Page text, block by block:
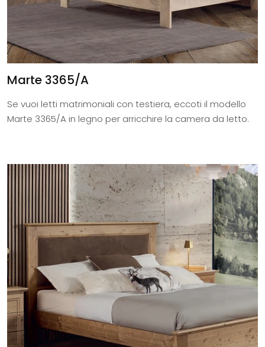
Marte 3365/A
Se vuoi letti matrimoniali con testiera, eccoti il modello
Marte 3365/A in legno per arricchire la camera da letto.